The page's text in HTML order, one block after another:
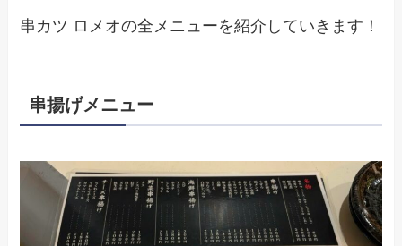
串カツ ロメオの全メニューを紹介していきます！
串揚げメニュー